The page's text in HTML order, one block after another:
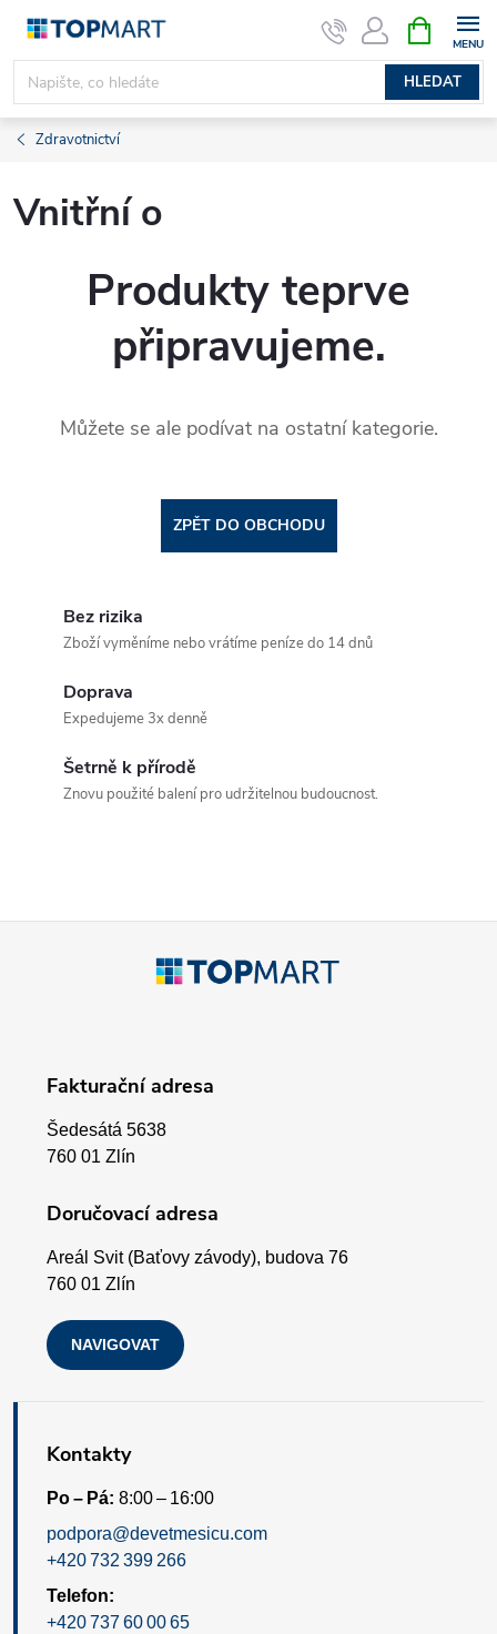
Přejít
obsah
HLEDAT
NÁKUPNÍ
KOŠÍK
Zdravotnictví
Vnitřní o
Produkty teprve
připravujeme.
Můžete se ale podívat na ostatní kategorie.
ZPĚT DO OBCHODU
Bez rizika
Zboží vyměníme nebo vrátíme peníze do 14 dnů
Doprava
Expedujeme 3x denně
Šetrně k přírodě
Znovu použité balení pro udržitelnou budoucnost.
Fakturační adresa
Šedesátá 5638
760 01 Zlín
Doručovací adresa
Areál Svit (Baťovy závody), budova 76
760 01 Zlín
NAVIGOVAT
Kontakty
Po – Pá: 8:00 – 16:00
podpora@devetmesicu.com
+420 732 399 266
Telefon:
+420 737 60 00 65